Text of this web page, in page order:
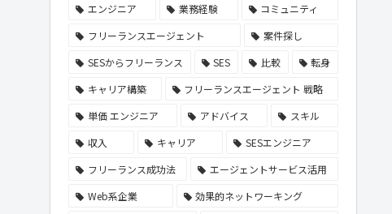
エンジニア
業務経験
コミュニティ
フリーランスエージェント
案件探し
SESからフリーランス
SES 比較
転身
キャリア構築
フリーランスエージェント 戦略
単価 エンジニア
アドバイス
スキル
収入
キャリア
SESエンジニア
フリーランス成功法
エージェントサービス活用
Web系企業
効果的ネットワーキング